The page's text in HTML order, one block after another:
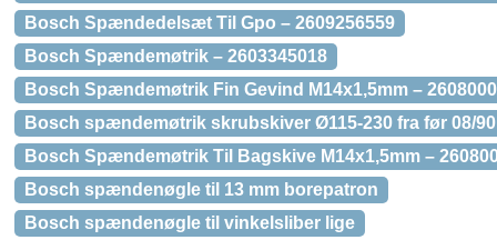
Bosch Spændedelsæt Til Gpo – 2609256559
Bosch Spændemøtrik – 2603345018
Bosch Spændemøtrik Fin Gevind M14x1,5mm –
Bosch spændemøtrik skrubskiver Ø115-230 fra før 08/90
Bosch Spændemøtrik Til Bagskive M14x1,5mm –
Bosch spændenøgle til 13 mm borepatron
Bosch spændenøgle til vinkelsliber lige